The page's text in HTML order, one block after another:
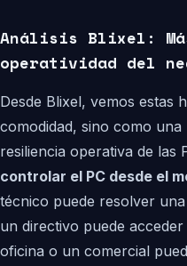
Análisis Blixel:
operatividad del
Desde Blixel, vemos estas
comodidad, sino como
resiliencia operativa de las
controlar el PC desde el
técnico puede resolver
un directivo puede
oficina o un comercial